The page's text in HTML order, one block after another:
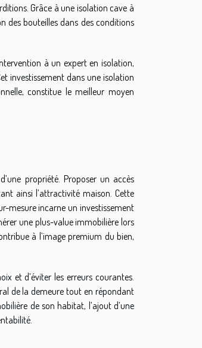
Grâce à une isolation cave à
des bouteilles dans des conditions
à un expert en isolation,
investissement dans une isolation
constitue le meilleur moyen
propriété. Proposer un accès
ainsi l’attractivité maison. Cette
mesure incarne un investissement
une plus-value immobilière lors
à l’image premium du bien,
et d’éviter les erreurs courantes.
de la demeure tout en répondant
de son habitat, l’ajout d’une